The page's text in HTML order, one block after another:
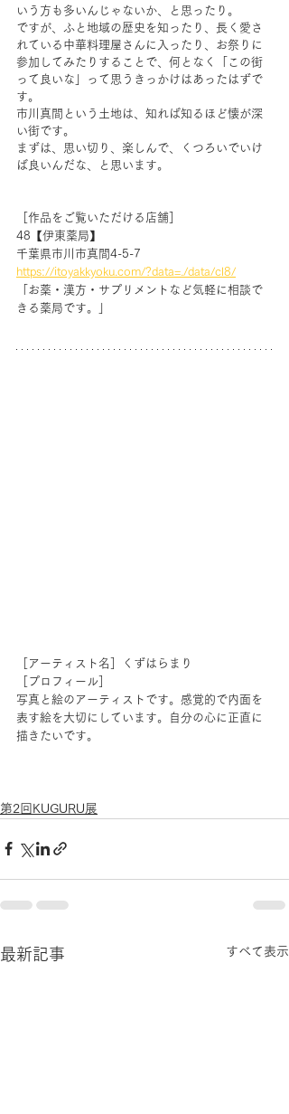
いう方も多いんじゃないか、と思ったり。
ですが、ふと地域の歴史を知ったり、長く愛さ
れている中華料理屋さんに入ったり、お祭りに
参加してみたりすることで、何となく「この街
って良いな」って思うきっかけはあったはずで
す。
市川真間という土地は、知れば知るほど懐が深
い街です。
まずは、思い切り、楽しんで、くつろいでいけ
ば良いんだな、と思います。
［作品をご覧いただける店舗］
48【伊東薬局】
千葉県市川市真間4-5-7
https://itoyakkyoku.com/?data=./data/cl8/
「お薬・漢方・サプリメントなど気軽に相談で
きる薬局です。」
［アーティスト名］くずはらまり
［プロフィール］
写真と絵のアーティストです。感覚的で内面を
表す絵を大切にしています。自分の心に正直に
描きたいです。
第2回KUGURU展
最新記事 すべて表示